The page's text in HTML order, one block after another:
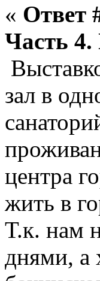
« Ответ
Часть
зал в
центра
жить в
Т.к. нам
днями, а